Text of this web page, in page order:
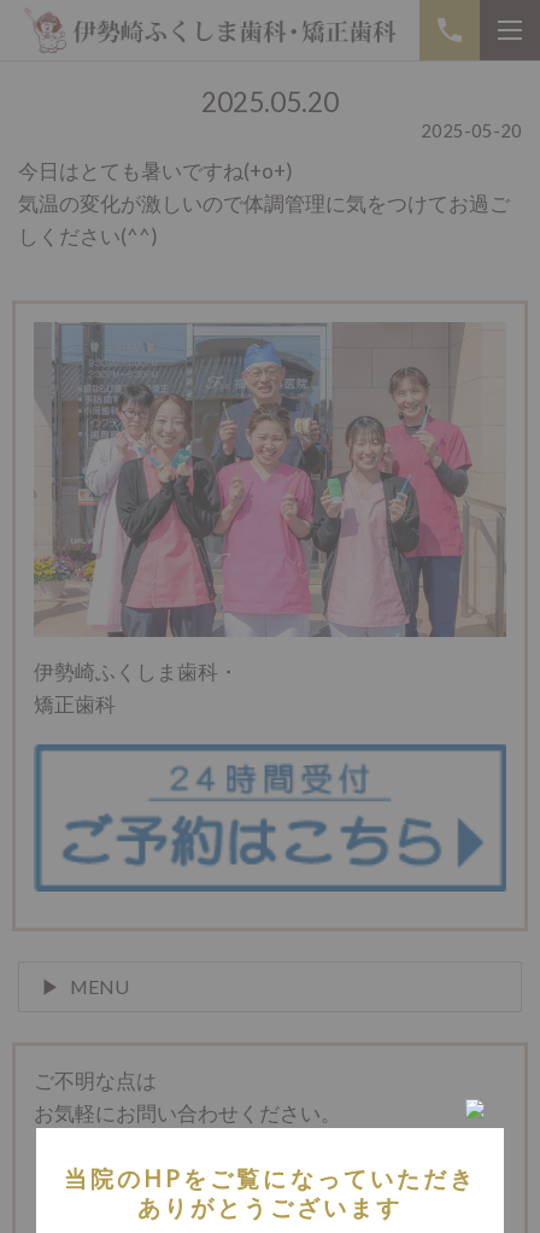
2025.05.20
2025-05-20
今日はとても暑いですね(+o+)
気温の変化が激しいので体調管理に気をつけてお過ご
しください(^^)
伊勢崎ふくしま歯科・
矯正歯科
MENU
ご不明な点は
お気軽にお問い合わせください。
0270-23-8234
当院のHPをご覧になっていただき
ありがとうございます